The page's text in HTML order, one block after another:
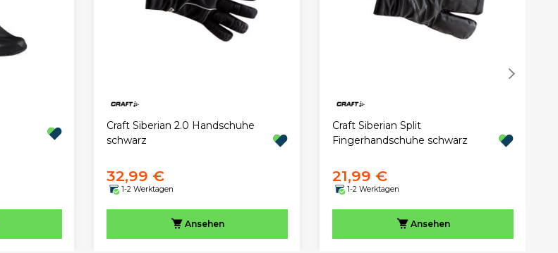
Craft Siberian 2.0 Handschuhe
schwarz
32,99 €
1-2 Werktagen
Ansehen
Craft Siberian Split
Fingerhandschuhe schwarz
21,99 €
1-2 Werktagen
Ansehen